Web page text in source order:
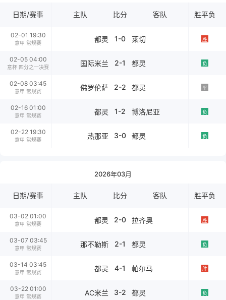
日期/赛事 主队 比分 客队 胜平负
02-01 19:30
意甲 常规赛 都灵 1-0 莱切 胜
02-05 04:00
意杯 四分之一决赛 国际米兰 2-1 都灵 负
02-08 03:45
意甲 常规赛 佛罗伦萨 2-2 都灵 平
02-16 01:00
意甲 常规赛 都灵 1-2 博洛尼亚 负
02-22 19:30
意甲 常规赛 热那亚 3-0 都灵 负
2026年03月
日期/赛事 主队 比分 客队 胜平负
03-02 01:00
意甲 常规赛 都灵 2-0 拉齐奥 胜
03-07 03:45
意甲 常规赛 那不勒斯 2-1 都灵 负
03-14 03:45
意甲 常规赛 都灵 4-1 帕尔马 胜
03-22 01:00
意甲 常规赛 AC米兰 3-2 都灵 负